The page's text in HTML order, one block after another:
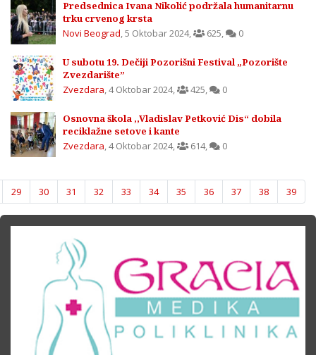
Predsednica Ivana Nikolić podržala humanitarnu
trku crvenog krsta
Novi Beograd,5 Oktobar 2024, 625, 0
U subotu 19. Dečiji Pozorišni Festival „Pozorište
Zvezdarište”
Zvezdara,4 Oktobar 2024, 425, 0
Osnovna škola ,,Vladislav Petković Dis“ dobila
reciklažne setove i kante
Zvezdara,4 Oktobar 2024, 614, 0
29 30 31 32 33 34 35 36 37 38 39